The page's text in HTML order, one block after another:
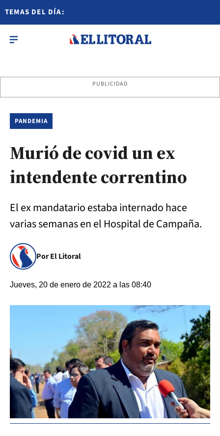
TEMAS DEL DÍA:
PUBLICIDAD
PANDEMIA
Murió de covid un ex
intendente correntino
El ex mandatario estaba internado hace
varias semanas en el Hospital de Campaña.
Por El Litoral
Jueves, 20 de enero de 2022 a las 08:40